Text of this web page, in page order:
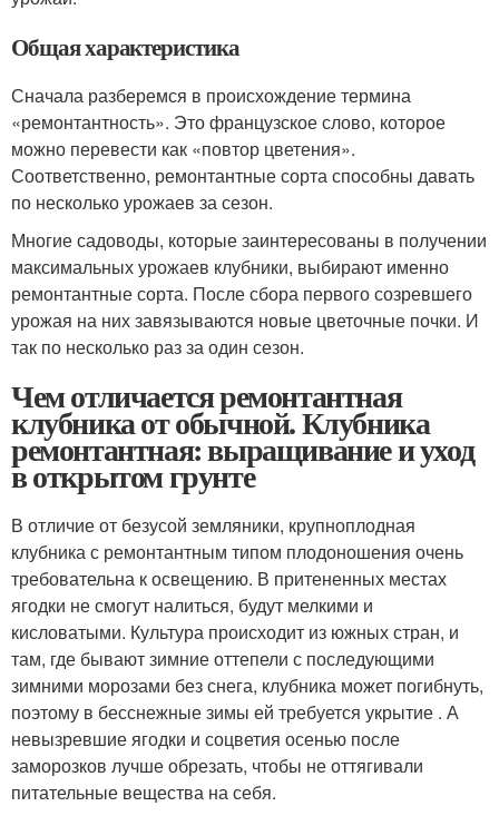
Общая характеристика
Сначала разберемся в происхождение термина
«ремонтантность». Это французское слово, которое
можно перевести как «повтор цветения».
Соответственно, ремонтантные сорта способны давать
по несколько урожаев за сезон.
Многие садоводы, которые заинтересованы в получении
максимальных урожаев клубники, выбирают именно
ремонтантные сорта. После сбора первого созревшего
урожая на них завязываются новые цветочные почки. И
так по несколько раз за один сезон.
Чем отличается ремонтантная
клубника от обычной. Клубника
ремонтантная: выращивание и уход
в открытом грунте
В отличие от безусой земляники, крупноплодная
клубника с ремонтантным типом плодоношения очень
требовательна к освещению. В притененных местах
ягодки не смогут налиться, будут мелкими и
кисловатыми. Культура происходит из южных стран, и
там, где бывают зимние оттепели с последующими
зимними морозами без снега, клубника может погибнуть,
поэтому в бесснежные зимы ей требуется укрытие . А
невызревшие ягодки и соцветия осенью после
заморозков лучше обрезать, чтобы не оттягивали
питательные вещества на себя.